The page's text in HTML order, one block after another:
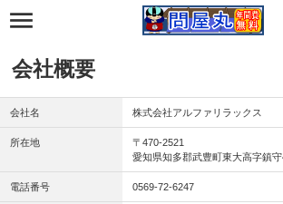
会社概要
会社名 株式会社アルファリラックス
所在地
〒470-2521
愛知県知多郡武豊町東大高字鎮守
電話番号 0569-72-6247